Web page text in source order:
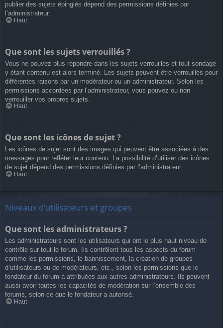
publier des sujets épinglés dépend des permissions définies par
l’administrateur.
Haut
Que sont les sujets verrouillés ?
Vous ne pouvez plus répondre dans les sujets verrouillés et tout sondage
y étant contenu est alors terminé. Les sujets peuvent être verrouillés pour
différentes raisons par un modérateur ou un administrateur. Selon les
permissions accordées par l’administrateur, vous pouvez ou non
verrouiller vos propres sujets.
Haut
Que sont les icônes de sujet ?
Les icônes de sujet sont des images qui peuvent être associées à des
messages pour refléter leur contenu. La possibilité d’utiliser des icônes
de sujet dépend des permissions définies par l’administrateur.
Haut
Niveaux d’utilisateurs et groupes
Que sont les administrateurs ?
Les administrateurs sont les utilisateurs qui ont le plus haut niveau de
contrôle sur tout le forum. Ils contrôlent tous les aspects du forum
comme les permissions, le bannissement, la création de groupes
d’utilisateurs ou de modérateurs, etc., selon les permissions que le
fondateur du forum a attribuées aux autres administrateurs. Ils peuvent
aussi avoir toutes les capacités de modération sur l’ensemble des
forums, selon ce que le fondateur a autorisé.
Haut